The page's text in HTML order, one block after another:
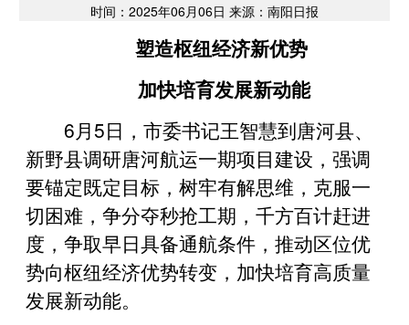
时间：2025年06月06日 来源：南阳日报
塑造枢纽经济新优势
加快培育发展新动能
6月5日，市委书记王智慧到唐河县、
新野县调研唐河航运一期项目建设，强调
要锚定既定目标，树牢有解思维，克服一
切困难，争分夺秒抢工期，千方百计赶进
度，争取早日具备通航条件，推动区位优
势向枢纽经济优势转变，加快培育高质量
发展新动能。